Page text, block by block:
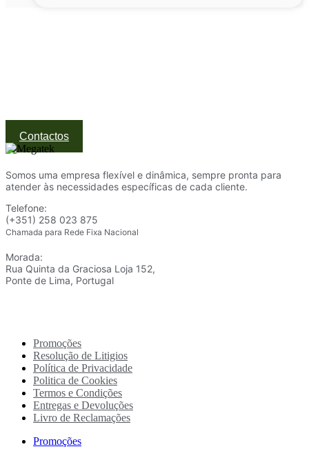
Contactos
Somos uma empresa flexível e dinâmica, sempre pronta para
atender às necessidades específicas de cada cliente.
Telefone:
(+351) 258 023 875
Chamada para Rede Fixa Nacional
Morada:
Rua Quinta da Graciosa Loja 152,
Ponte de Lima, Portugal
Promoções
Resolução de Litigios
Política de Privacidade
Politica de Cookies
Termos e Condições
Entregas e Devoluções
Livro de Reclamações
Promoções